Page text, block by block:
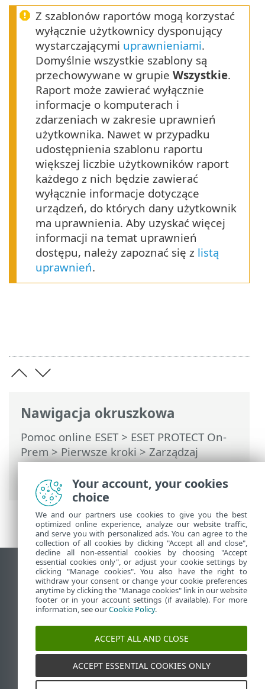
Nawigacja okruszkowa
Pomoc online ESET> ESET PROTECT On-
Prem>Pierwsze kroki> Zarządzaj
produktami Endpoint z poziomu
programu ESET PROTECT On-Prem.
Z szablonów raportów mogą korzystać
wyłącznie użytkownicy dysponujący
wystarczającymi uprawnieniami.
Domyślnie wszystkie szablony są
przechowywane w grupie Wszystkie.
Raport może zawierać wyłącznie
informacje o komputerach i
zdarzeniach w zakresie uprawnień
użytkownika. Nawet w przypadku
udostępnienia szablonu raportu
większej liczbie użytkowników raport
każdego z nich będzie zawierać
wyłącznie informacje dotyczące
urządzeń, do których dany użytkownik
ma uprawnienia. Aby uzyskać więcej
informacji na temat uprawnień
dostępu, należy zapoznać się z listą
uprawnień.
Wyświetl witrynę internetową dla
komputerów
End of Life
Baza wiedzy ESET
Forum ESET
ESET Status Portal
Pomoc regionalna
Your account, your cookies
choice
We and our partners use cookies to give you the best
optimized online experience, analyze our website traffic,
and serve you with personalized ads. You can agree to the
collection of all cookies by clicking "Accept all and close",
decline all non-essential cookies by choosing "Accept
essential cookies only", or adjust your cookie settings by
clicking "Manage cookies". You also have the right to
withdraw your consent or change your cookie preferences
anytime by clicking the "Manage cookies" link in our website
footer or in your account settings (if available). For more
information, see ourCookie Policy.
ACCEPT ALL AND CLOSE
ACCEPT ESSENTIAL COOKIES ONLY